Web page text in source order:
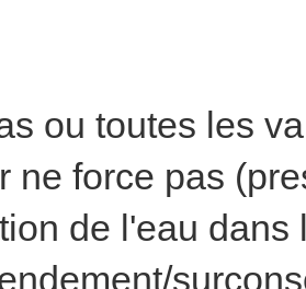
ou toutes les
ne force pas
de l'eau